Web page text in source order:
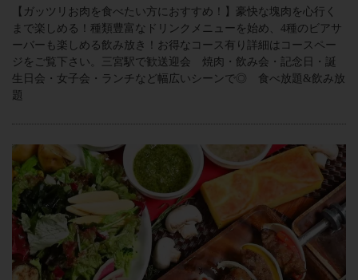
【ガッツリお肉を食べたい方におすすめ！】豪快な塊肉を心行く
まで楽しめる！種類豊富なドリンクメニューを始め、4種のビアサ
ーバーも楽しめる飲み放き！お得なコース有り詳細はコースペー
ジをご覧下さい。三宮駅で歓送迎会 焼肉・飲み会・記念日・誕
生日会・女子会・ランチなど幅広いシーンで◎ 食べ放題&飲み放
題